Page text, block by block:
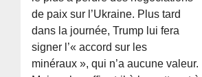
de paix sur l’Ukraine. Plus tard
dans la journée, Trump lui fera
signer l’« accord sur les
minéraux », qui n’a aucune valeur.